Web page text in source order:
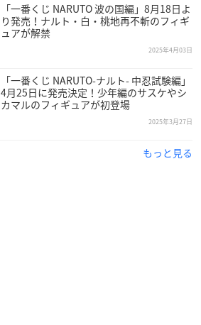
「一番くじ NARUTO 波の国編」8月18日よ
り発売！ナルト・白・桃地再不斬のフィギ
ュアが解禁
2025年4月03日
「一番くじ NARUTO-ナルト- 中忍試験編」
4月25日に発売決定！少年編のサスケやシ
カマルのフィギュアが初登場
2025年3月27日
もっと見る